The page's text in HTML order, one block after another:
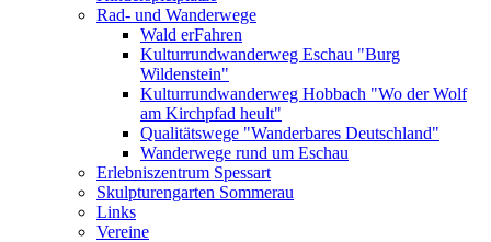
Rad- und Wanderwege
Wald erFahren
Kulturrundwanderweg Eschau "Burg
Wildenstein"
Kulturrundwanderweg Hobbach "Wo der Wolf
am Kirchpfad heult"
Qualitätswege "Wanderbares Deutschland"
Wanderwege rund um Eschau
Erlebniszentrum Spessart
Skulpturengarten Sommerau
Links
Vereine